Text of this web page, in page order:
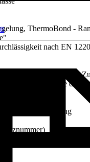
ThermoBond -
nach EN
eventuell optionales
entnehmen Sie bitte den